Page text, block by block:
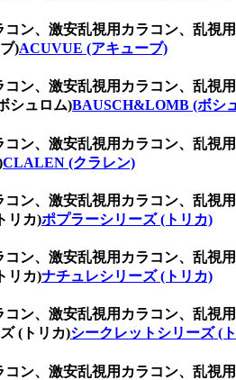
ン、激安乱視用カラコン、乱視
)ACUVUE (アキューブ)
ン、激安乱視用カラコン、乱視
シュロム)BAUSCH&LOMB (ボシ
ン、激安乱視用カラコン、乱視
CLALEN (クラレン)
ン、激安乱視用カラコン、乱視
リカ)ポプラーシリーズ (トリカ)
ン、激安乱視用カラコン、乱視
リカ)ナチュレシリーズ (トリカ)
ン、激安乱視用カラコン、乱視
(トリカ)シークレットシリーズ (
ン、激安乱視用カラコン、乱視